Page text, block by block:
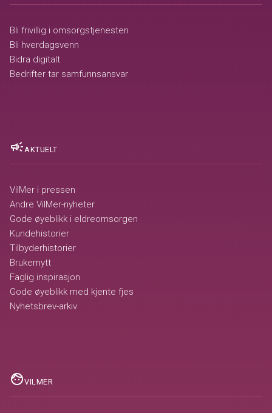
Bli frivillig i omsorgstjenesten
Bli hverdagsvenn
Bidra digitalt
Bedrifter tar samfunnsansvar
campaign AKTUELT
VilMer i pressen
Andre VilMer-nyheter
Gode øyeblikk i eldreomsorgen
Kundehistorier
Tilbyderhistorier
Brukernytt
Faglig inspirasjon
Gode øyeblikk med kjente fjes
Nyhetsbrev-arkiv
faceVILMER